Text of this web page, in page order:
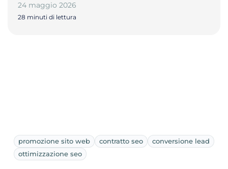
24 maggio 2026
28 minuti di lettura
promozione sito web contratto seo
conversione lead
ottimizzazione seo